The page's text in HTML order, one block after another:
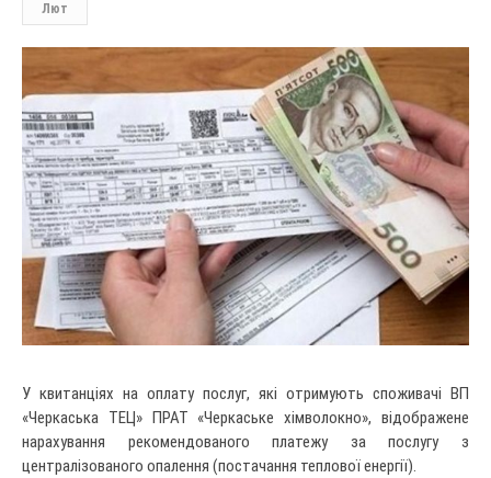
Лют
У квитанціях на оплату послуг, які отримують споживачі ВП
«Черкаська ТЕЦ» ПРАТ «Черкаське хімволокно», відображене
нарахування рекомендованого платежу за послугу з
централізованого опалення (постачання теплової енергії).